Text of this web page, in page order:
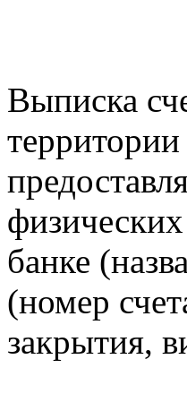
Выписка
банке
(номер
закрытия,